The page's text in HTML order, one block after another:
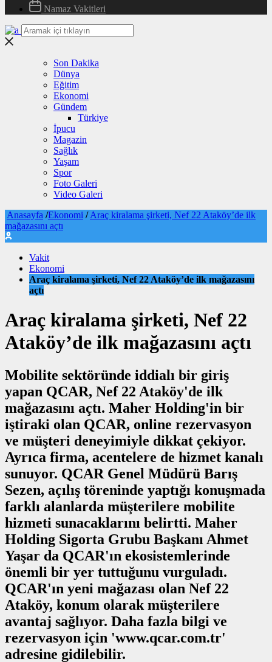
Namaz Vakitleri
Son Dakika
Dünya
Eğitim
Ekonomi
Gündem
Türkiye
İpucu
Magazin
Sağlık
Yaşam
Spor
Foto Galeri
Video Galeri
Anasayfa /Ekonomi / Araç kiralama şirketi, Nef 22 Ataköy’de ilk
mağazasını açtı
Vakit
Ekonomi
Araç kiralama şirketi, Nef 22 Ataköy’de ilk mağazasını
açtı
Araç kiralama şirketi, Nef 22
Ataköy’de ilk mağazasını açtı
Mobilite sektöründe iddialı bir giriş
yapan QCAR, Nef 22 Ataköy'de ilk
mağazasını açtı. Maher Holding'in bir
iştiraki olan QCAR, online rezervasyon
ve müşteri deneyimiyle dikkat çekiyor.
Ayrıca firma, acentelere de hizmet kanalı
sunuyor. QCAR Genel Müdürü Barış
Sezen, açılış töreninde yaptığı konuşmada
farklı alanlarda müşterilere mobilite
hizmeti sunacaklarını belirtti. Maher
Holding Sigorta Grubu Başkanı Ahmet
Yaşar da QCAR'ın ekosistemlerinde
önemli bir yer tuttuğunu vurguladı.
QCAR'ın yeni mağazası olan Nef 22
Ataköy, konum olarak müşterilere
avantaj sağlıyor. Daha fazla bilgi ve
rezervasyon için 'www.qcar.com.tr'
adresine gidilebilir.